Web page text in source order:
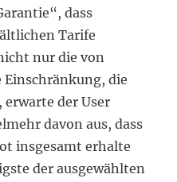
dass
Tarife
nur die von
Einschränkung, die
der User
davon aus, dass
insgesamt erhalte
der ausgewählten